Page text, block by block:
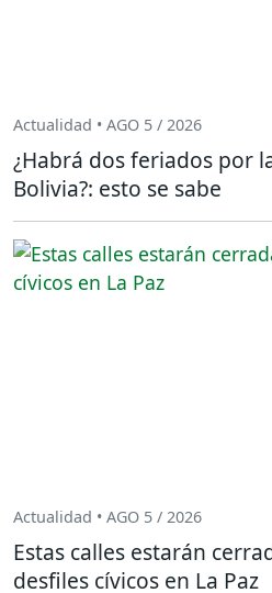
Actualidad • AGO 5 / 2026
¿Habrá dos feriados por
Bolivia?: esto se sabe
Actualidad • AGO 5 / 2026
Estas calles estarán
desfiles cívicos en La Paz